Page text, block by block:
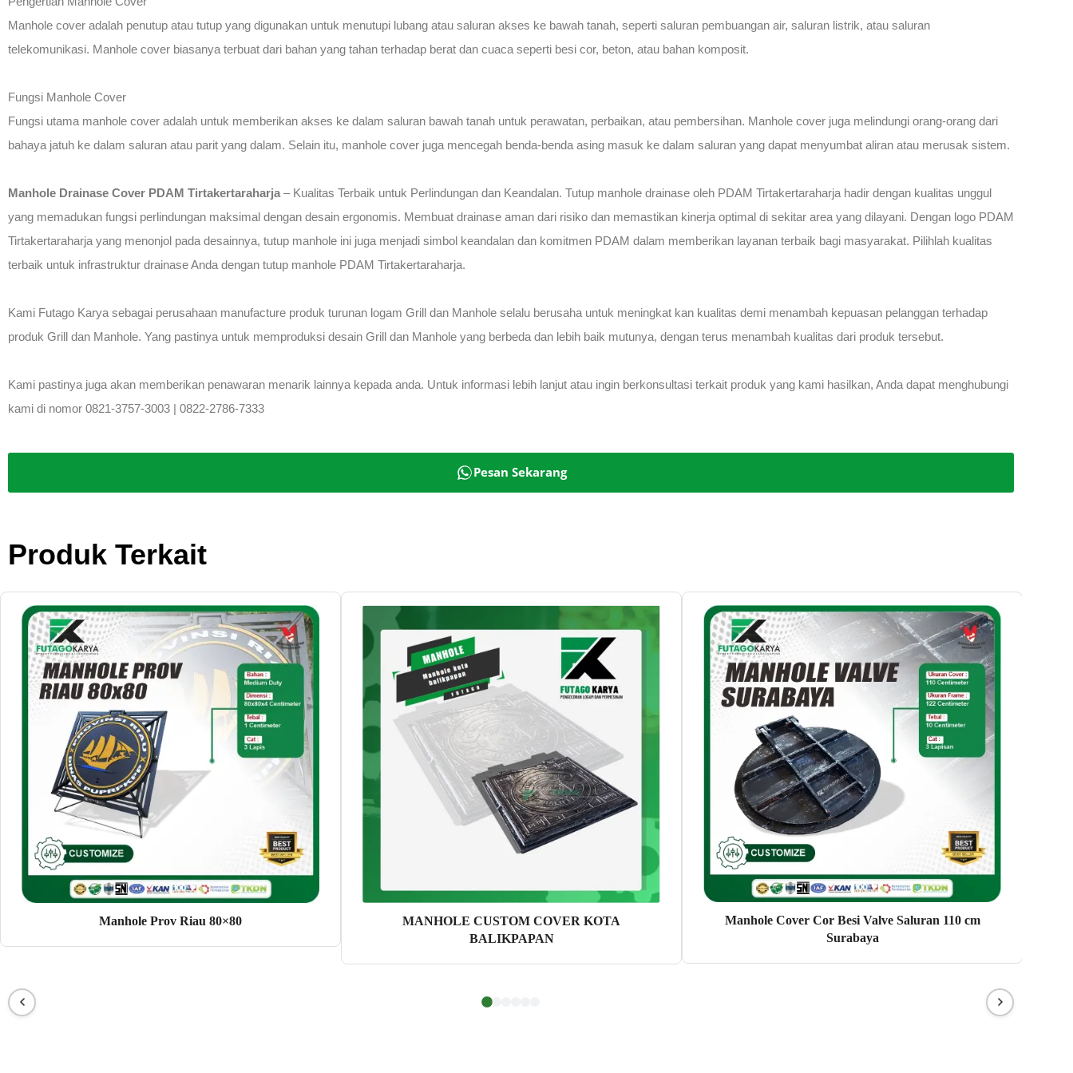
Manhole cover adalah penutup atau tutup yang digunakan untuk menutupi lubang atau saluran akses ke bawah tanah, seperti saluran pembuangan air, saluran listrik, atau saluran
telekomunikasi. Manhole cover biasanya terbuat dari bahan yang tahan terhadap berat dan cuaca seperti besi cor, beton, atau bahan komposit.
Fungsi Manhole Cover
Fungsi utama manhole cover adalah untuk memberikan akses ke dalam saluran bawah tanah untuk perawatan, perbaikan, atau pembersihan. Manhole cover juga melindungi orang-orang dari
bahaya jatuh ke dalam saluran atau parit yang dalam. Selain itu, manhole cover juga mencegah benda-benda asing masuk ke dalam saluran yang dapat menyumbat aliran atau merusak sistem.
Manhole Drainase Cover PDAM Tirtakertaraharja – Kualitas Terbaik untuk Perlindungan dan Keandalan. Tutup manhole drainase oleh PDAM Tirtakertaraharja hadir dengan kualitas unggul
yang memadukan fungsi perlindungan maksimal dengan desain ergonomis. Membuat drainase aman dari risiko dan memastikan kinerja optimal di sekitar area yang dilayani. Dengan logo PDAM
Tirtakertaraharja yang menonjol pada desainnya, tutup manhole ini juga menjadi simbol keandalan dan komitmen PDAM dalam memberikan layanan terbaik bagi masyarakat. Pilihlah kualitas
terbaik untuk infrastruktur drainase Anda dengan tutup manhole PDAM Tirtakertaraharja.
Kami Futago Karya sebagai perusahaan manufacture produk turunan logam Grill dan Manhole selalu berusaha untuk meningkat kan kualitas demi menambah kepuasan pelanggan terhadap
produk Grill dan Manhole. Yang pastinya untuk memproduksi desain Grill dan Manhole yang berbeda dan lebih baik mutunya, dengan terus menambah kualitas dari produk tersebut.
Kami pastinya juga akan memberikan penawaran menarik lainnya kepada anda. Untuk informasi lebih lanjut atau ingin berkonsultasi terkait produk yang kami hasilkan, Anda dapat menghubungi
kami di nomor 0821-3757-3003 | 0822-2786-7333
Pesan Sekarang
Produk Terkait
Manhole Prov Riau 80×80
MANHOLE CUSTOM COVER KOTA
BALIKPAPAN
Manhole Cover Cor Besi Valve Saluran 110 cm
Surabaya